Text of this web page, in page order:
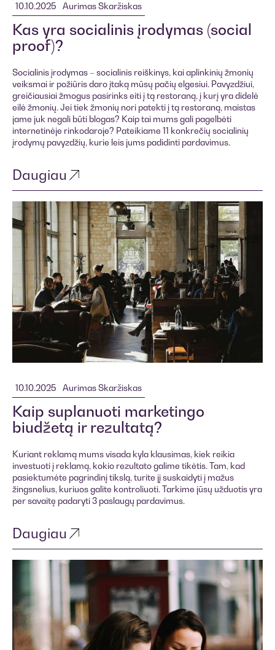
10.10.2025 Aurimas Skaržiskas
Kas yra socialinis įrodymas (social
proof)?
Socialinis įrodymas – socialinis reiškinys, kai aplinkinių žmonių
veiksmai ir požiūris daro įtaką mūsų pačių elgesiui. Pavyzdžiui,
greičiausiai žmogus pasirinks eiti į tą restoraną, į kurį yra didelė
eilė žmonių. Jei tiek žmonių nori patekti į tą restoraną, maistas
jame juk negali būti blogas? Kaip tai mums gali pagelbėti
internetinėje rinkodaroje? Pateikiame 11 konkrečių socialinių
įrodymų pavyzdžių, kurie leis jums padidinti pardavimus.
Daugiau
10.10.2025 Aurimas Skaržiskas
Kaip suplanuoti marketingo
biudžetą ir rezultatą?
Kuriant reklamą mums visada kyla klausimas, kiek reikia
investuoti į reklamą, kokio rezultato galime tikėtis. Tam, kad
pasiektumėte pagrindinį tikslą, turite jį suskaidyti į mažus
žingsnelius, kuriuos galite kontroliuoti. Tarkime jūsų užduotis yra
per savaitę padaryti 3 paslaugų pardavimus.
Daugiau